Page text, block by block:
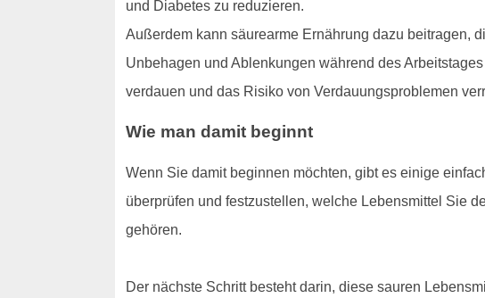
und Diabetes zu reduzieren.
Außerdem kann säurearme Ernährung dazu beitragen,
Unbehagen und Ablenkungen während des
verdauen und das Risiko von Verdauungsproblemen
Wie man damit beginnt
Wenn Sie damit beginnen möchten, gibt es einige
überprüfen und festzustellen, welche Lebensmittel Sie
gehören.
Der nächste Schritt besteht darin, diese sauren